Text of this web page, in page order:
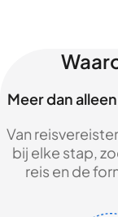
Meer dan
Van
bij elke stap,
reis en de